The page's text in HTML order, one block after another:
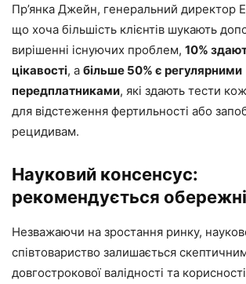
Пр’янка Джейн, генеральний директор
що хоча більшість клієнтів шукають
вирішенні існуючих проблем, 10%
цікавості, а більше 50% є регулярними
передплатниками, які здають тести
для відстеження фертильності або
рецидивам.
Науковий консенсус:
рекомендується
Незважаючи на зростання ринку,
співтовариство залишається
довгострокової валідності та